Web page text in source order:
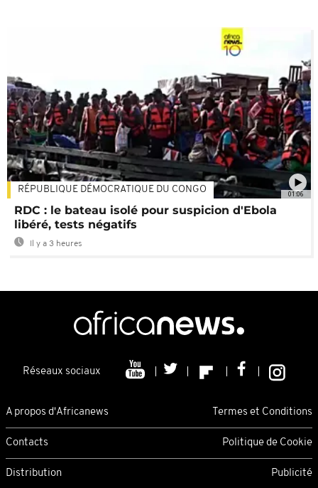
01:06
RÉPUBLIQUE DÉMOCRATIQUE DU CONGO
RDC : le bateau isolé pour suspicion d'Ebola
libéré, tests négatifs
Il y a 3 heures
Réseaux sociaux
A propos d'Africanews Termes et Conditions
Contacts Politique de Cookie
Distribution Publicité